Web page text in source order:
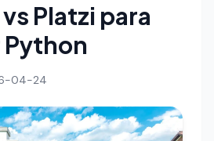
Platzi para
04-24